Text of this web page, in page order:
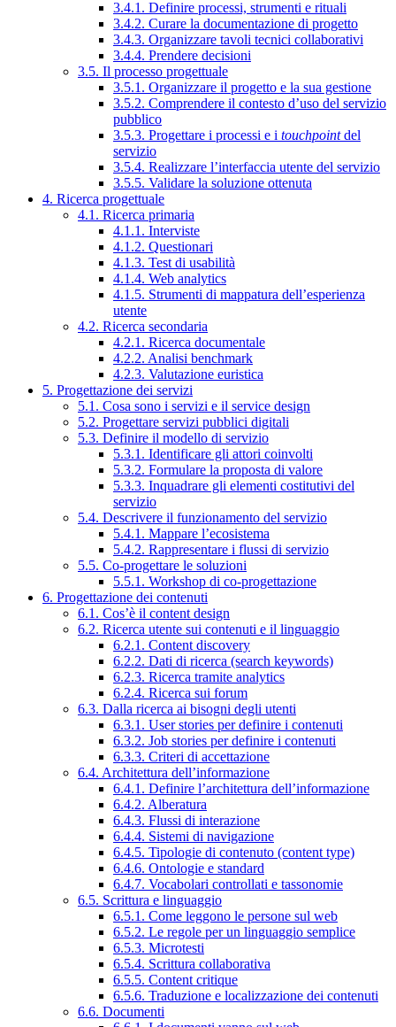
3.4.1. Definire processi, strumenti e rituali
3.4.2. Curare la documentazione di progetto
3.4.3. Organizzare tavoli tecnici collaborativi
3.4.4. Prendere decisioni
3.5. Il processo progettuale
3.5.1. Organizzare il progetto e la sua gestione
3.5.2. Comprendere il contesto d’uso del servizio
pubblico
3.5.3. Progettare i processi e i touchpointdel
servizio
3.5.4. Realizzare l’interfaccia utente del servizio
3.5.5. Validare la soluzione ottenuta
4. Ricerca progettuale
4.1. Ricerca primaria
4.1.1. Interviste
4.1.2. Questionari
4.1.3. Test di usabilità
4.1.4. Web analytics
4.1.5. Strumenti di mappatura dell’esperienza
utente
4.2. Ricerca secondaria
4.2.1. Ricerca documentale
4.2.2. Analisi benchmark
4.2.3. Valutazione euristica
5. Progettazione dei servizi
5.1. Cosa sono i servizi e il service design
5.2. Progettare servizi pubblici digitali
5.3. Definire il modello di servizio
5.3.1. Identificare gli attori coinvolti
5.3.2. Formulare la proposta di valore
5.3.3. Inquadrare gli elementi costitutivi del
servizio
5.4. Descrivere il funzionamento del servizio
5.4.1. Mappare l’ecosistema
5.4.2. Rappresentare i flussi di servizio
5.5. Co-progettare le soluzioni
5.5.1. Workshop di co-progettazione
6. Progettazione dei contenuti
6.1. Cos’è il content design
6.2. Ricerca utente sui contenuti e il linguaggio
6.2.1. Content discovery
6.2.2. Dati di ricerca (search keywords)
6.2.3. Ricerca tramite analytics
6.2.4. Ricerca sui forum
6.3. Dalla ricerca ai bisogni degli utenti
6.3.1. User stories per definire i contenuti
6.3.2. Job stories per definire i contenuti
6.3.3. Criteri di accettazione
6.4. Architettura dell’informazione
6.4.1. Definire l’architettura dell’informazione
6.4.2. Alberatura
6.4.3. Flussi di interazione
6.4.4. Sistemi di navigazione
6.4.5. Tipologie di contenuto (content type)
6.4.6. Ontologie e standard
6.4.7. Vocabolari controllati e tassonomie
6.5. Scrittura e linguaggio
6.5.1. Come leggono le persone sul web
6.5.2. Le regole per un linguaggio semplice
6.5.3. Microtesti
6.5.4. Scrittura collaborativa
6.5.5. Content critique
6.5.6. Traduzione e localizzazione dei contenuti
6.6. Documenti